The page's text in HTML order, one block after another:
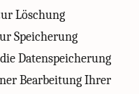
Löschung
Speicherung
Datenspeicherung
Bearbeitung Ihrer